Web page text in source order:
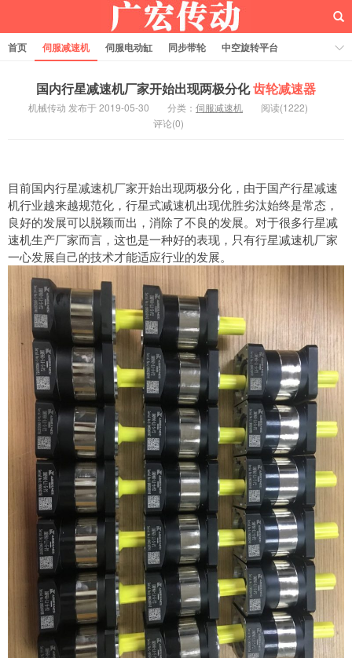
首页 伺服减速机 伺服电动缸 同步带轮
中空旋转平台
国内行星减速机厂家开始出现两极分化齿轮减速器
机械传动 发布于 2019-05-30 分类： 伺服减速机
阅读(1222)
评论(0)
目前国内行星减速机厂家开始出现两极分化，由于国产行星减速
机行业越来越规范化，行星式减速机出现优胜劣汰始终是常态，
良好的发展可以脱颖而出，消除了不良的发展。对于很多行星减
速机生产厂家而言，这也是一种好的表现，只有行星减速机厂家
一心发展自己的技术才能适应行业的发展。